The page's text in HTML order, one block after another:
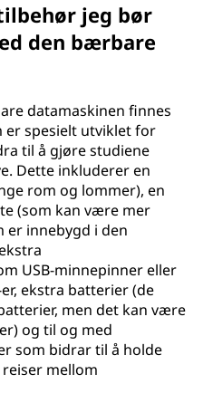
jeg bør
den bærbare
datamaskinen finnes
er spesielt utviklet for
til å gjøre studiene
Dette inkluderer en
rom og lommer), en
(som kan være mer
er innebygd i den
USB-minnepinner eller
ekstra batterier (de
men det kan være
og til og med
som bidrar til å holde
mellom